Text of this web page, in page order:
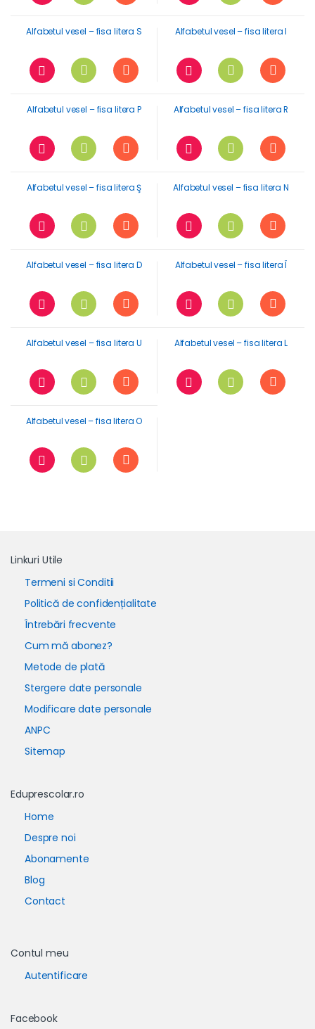
Alfabetul vesel – fisa litera S Alfabetul vesel – fisa litera I
Alfabetul vesel – fisa litera P Alfabetul vesel – fisa litera R
Alfabetul vesel – fisa litera Ş Alfabetul vesel – fisa litera N
Alfabetul vesel – fisa litera D Alfabetul vesel – fisa litera Î
Alfabetul vesel – fisa litera U Alfabetul vesel – fisa litera L
Alfabetul vesel – fisa litera O
Linkuri Utile
Termeni si Conditii
Politică de confidențialitate
Întrebări frecvente
Cum mă abonez?
Metode de plată
Stergere date personale
Modificare date personale
ANPC
Sitemap
Eduprescolar.ro
Home
Despre noi
Abonamente
Blog
Contact
Contul meu
Autentificare
Facebook